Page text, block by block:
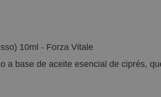
10ml - Forza Vitale
a base de aceite esencial de ciprés,